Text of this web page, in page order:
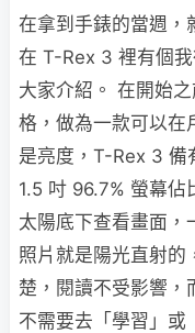
在拿到手錶的當週，
在 T-Rex 3 裡有個
大家介紹。 在開始
格，做為一款可以在
是亮度，T-Rex 3
1.5 吋 96.7% 螢幕佔
太陽底下查看畫面，
照片就是陽光直射的
楚，閱讀不受影響，
不需要去「學習」或